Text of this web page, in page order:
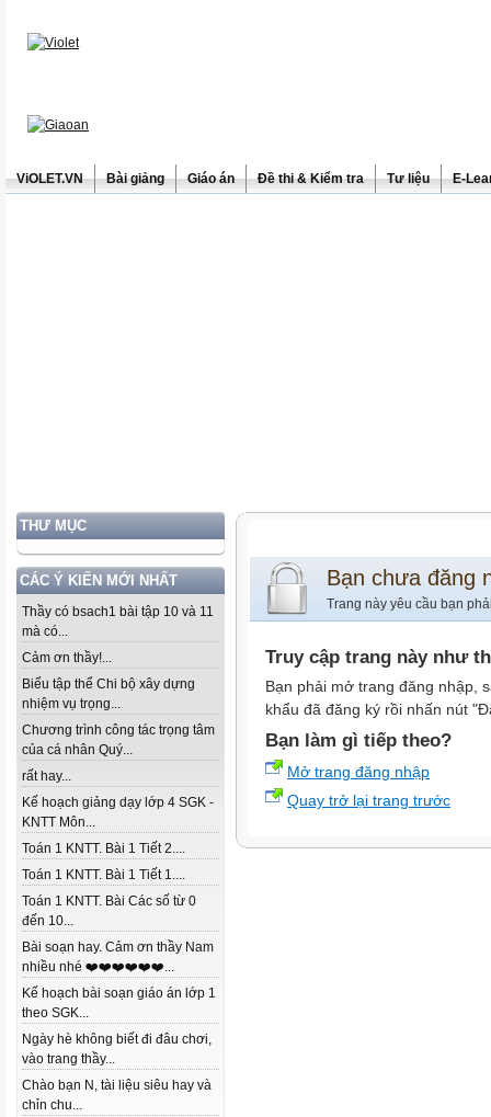
ViOLET.VN Bài giảng Giáo án Đề thi & Kiểm tra Tư liệu E-
THƯ MỤC
CÁC Ý KIẾN MỚI NHẤT
Thầy có bsach1 bài tập 10 và 11
mà có...
Cảm ơn thầy!...
Biểu tập thể Chi bộ xây dựng
nhiệm vụ trọng...
Chương trình công tác trọng tâm
của cá nhân Quý...
rất hay...
Kế hoạch giảng dạy lớp 4 SGK -
KNTT Môn...
Toán 1 KNTT. Bài 1 Tiết 2....
Toán 1 KNTT. Bài 1 Tiết 1....
Toán 1 KNTT. Bài Các số từ 0
đến 10...
Bài soạn hay. Cảm ơn thầy Nam
nhiều nhé ❤️❤️❤️❤️❤️❤️...
Kế hoạch bài soạn giáo án lớp 1
theo SGK...
Ngày hè không biết đi đâu chơi,
vào trang thầy...
Chào bạn N, tài liệu siêu hay và
chỉn chu...
Bạn chưa đăng
Trang này yêu cầu bạn
Truy cập trang này như
Bạn phải mở trang đăng nhập,
khẩu đã đăng ký rồi nhấn nút
Bạn làm gì tiếp theo?
Mở trang đăng nhập
Quay trở lại trang trước